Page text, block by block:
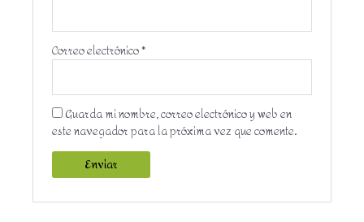
Correo electrónico*
Guarda mi nombre, correo electrónico y web en
este navegador para la próxima vez que comente.